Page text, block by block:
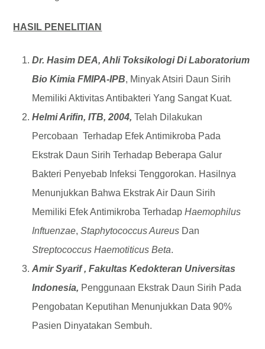
HASIL PENELITIAN
Dr. Hasim DEA, Ahli Toksikologi Di Laboratorium
Bio Kimia FMIPA-IPB, Minyak Atsiri Daun Sirih
Memiliki Aktivitas Antibakteri Yang Sangat Kuat.
Helmi Arifin, ITB, 2004, Telah Dilakukan
Percobaan Terhadap Efek Antimikroba Pada
Ekstrak Daun Sirih Terhadap Beberapa Galur
Bakteri Penyebab Infeksi Tenggorokan. Hasilnya
Menunjukkan Bahwa Ekstrak Air Daun Sirih
Memiliki Efek Antimikroba TerhadapHaemophilus
Inftuenzae,Staphytococcus Aureus Dan
Streptococcus Haemotiticus Beta.
Amir Syarif , Fakultas Kedokteran Universitas
Indonesia, Penggunaan Ekstrak Daun Sirih Pada
Pengobatan Keputihan Menunjukkan Data 90%
Pasien Dinyatakan Sembuh.